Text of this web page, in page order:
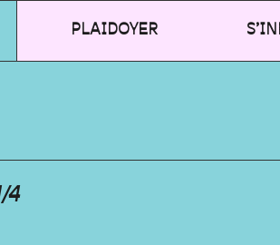
PLAIDOYER
4